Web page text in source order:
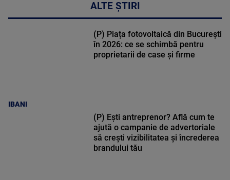
ALTE ȘTIRI
IBANI
(P) Piața fotovoltaică din București
în 2026: ce se schimbă pentru
proprietarii de case și firme
(P) Ești antreprenor? Află cum te
ajută o campanie de advertoriale
să crești vizibilitatea și încrederea
brandului tău